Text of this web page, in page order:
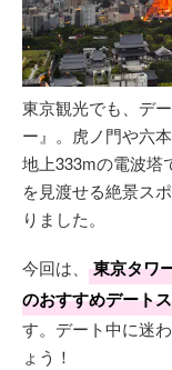
東京観光でも、デ
ー』。虎ノ門や六
地上333mの電波塔
を見渡せる絶景ス
りました。
今回は、
東京タワ
のおすすめデート
す。デート中に迷
ょう！